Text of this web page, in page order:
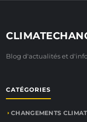
Blog d'actualités et
CATÉGORIES
CHANGEMENTS